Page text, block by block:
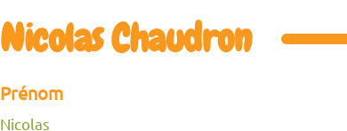
Nicolas Chaudron
Prénom
Nicolas